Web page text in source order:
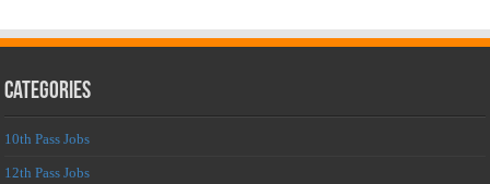
Categories
10th Pass Jobs
12th Pass Jobs